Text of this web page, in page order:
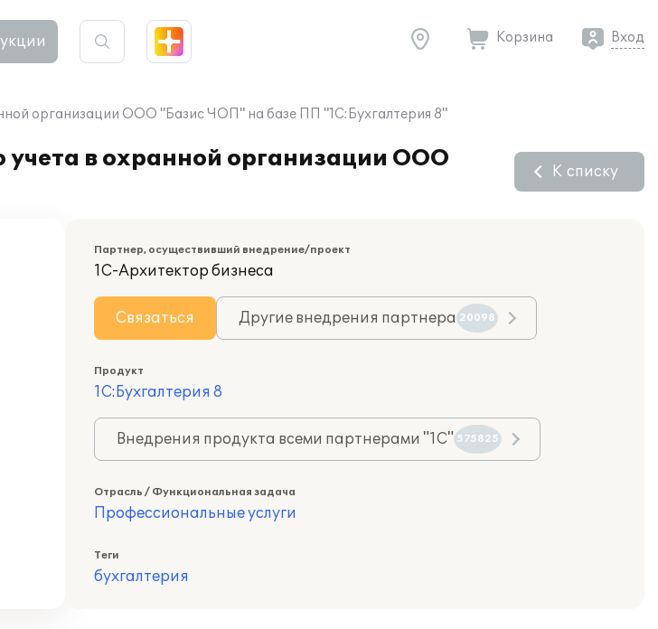
Корзина Вход
организации ООО "Базис ЧОП" на базе ПП "1С:Бухгалтерия 8"
учета в охранной организации ООО
К списку
Партнер, осуществивший внедрение/проект
1С-Архитектор бизнеса
Связаться Другие внедрения партнера 20098
Продукт
1С:Бухгалтерия 8
Внедрения продукта всеми партнерами "1С" 575825
Отрасль / Функциональная задача
Профессиональные услуги
Теги
бухгалтерия